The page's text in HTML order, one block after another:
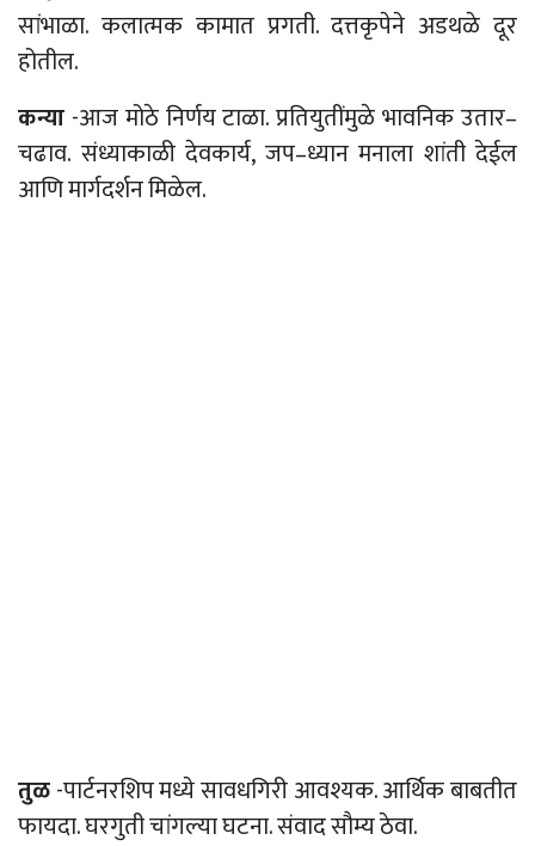
सांभाळा. कलात्मक कामात प्रगती. दत्तकृपेने अडथळे दूर
होतील.
कन्या -आज मोठे निर्णय टाळा. प्रतियुतींमुळे भावनिक उतार–
चढाव. संध्याकाळी देवकार्य, जप–ध्यान मनाला शांती देईल
आणि मार्गदर्शन मिळेल.
तुळ-पार्टनरशिप मध्ये सावधगिरी आवश्यक. आर्थिक बाबतीत
फायदा. घरगुती चांगल्या घटना. संवाद सौम्य ठेवा.